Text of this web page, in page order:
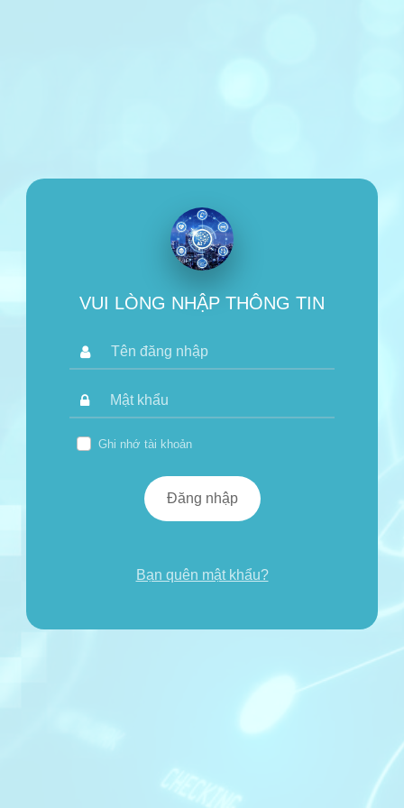
VUI LÒNG NHẬP THÔNG TIN
Ghi nhớ tài khoản
Đăng nhập
Bạn quên mật khẩu?